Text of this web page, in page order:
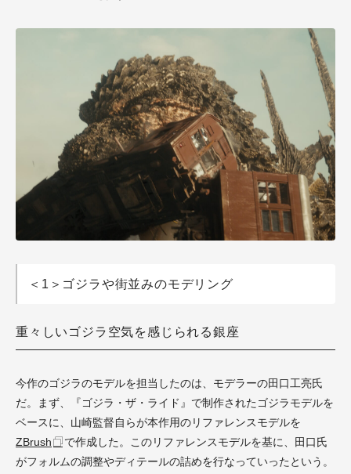
＜1＞ゴジラや街並みのモデリング
重々しいゴジラ空気を感じられる銀座
今作のゴジラのモデルを担当したのは、モデラーの田口工亮氏
だ。まず、『ゴジラ・ザ・ライド』で制作されたゴジラモデルを
ベースに、山崎監督自らが本作用のリファレンスモデルを
ZBrush
で作成した。このリファレンスモデルを基に、田口氏
がフォルムの調整やディテールの詰めを行なっていったという。